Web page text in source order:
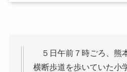
５日午前７時ごろ、熊
横断歩道を歩いていた小